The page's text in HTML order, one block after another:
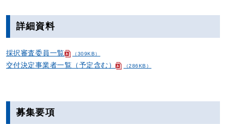
詳細資料
採択審査委員一覧 （309KB）
交付決定事業者一覧（予定含む） （286KB）
募集要項